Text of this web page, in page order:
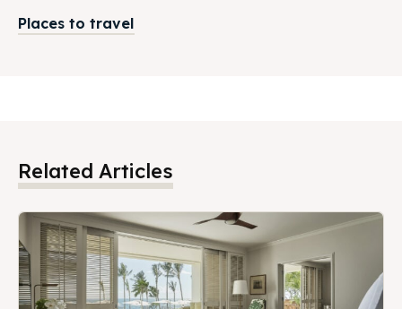
Places to travel
Related Articles